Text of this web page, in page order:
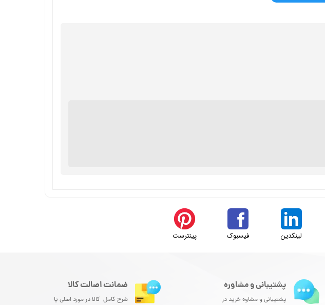
لینکدین فیسبوک پینترست
پشتیبانی و مشاوره
پشتیبانی و مشاوه خرید در
ضمانت اصالت کالا
شرح کامل کالا در مورد اصلی یا